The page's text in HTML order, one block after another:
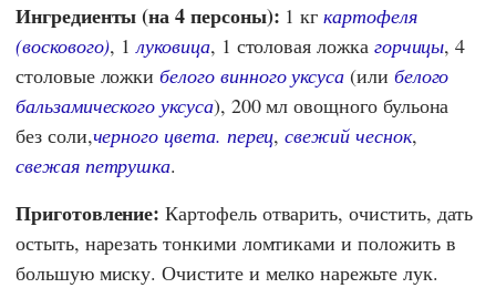
Ингредиенты (на 4 персоны): 1 кгкартофеля
(воскового), 1луковица, 1 столовая ложка горчицы, 4
столовые ложкибелого винного уксуса (или белого
бальзамического уксуса), 200 мл овощного бульона
без соли,черного цвета. перец,свежий чеснок,
свежая петрушка.
Приготовление: Картофель отварить, очистить, дать
остыть, нарезать тонкими ломтиками и положить в
большую миску. Очистите и мелко нарежьте лук.